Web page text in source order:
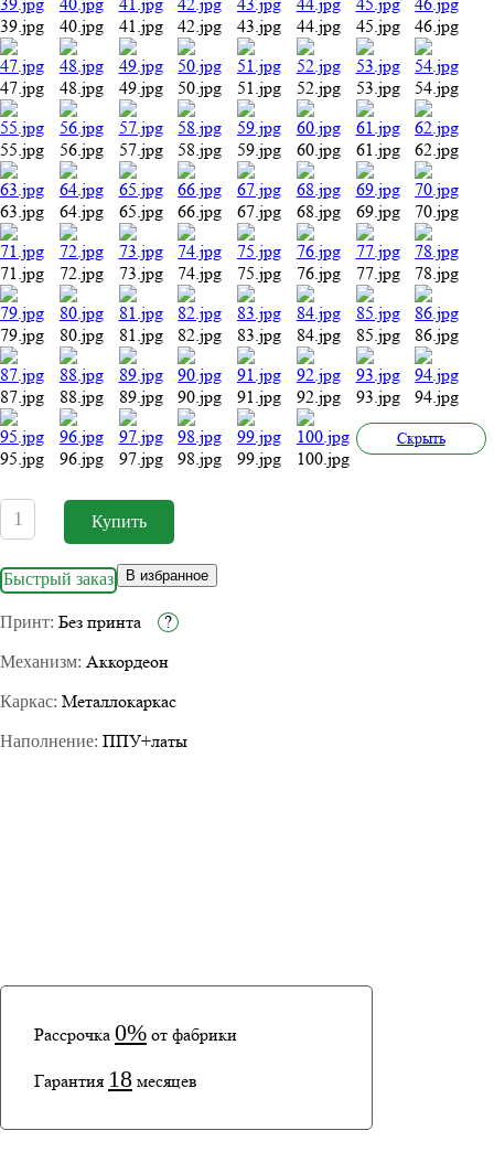
39.jpg 40.jpg 41.jpg 42.jpg 43.jpg 44.jpg 45.jpg 46.jpg
47.jpg 48.jpg 49.jpg 50.jpg 51.jpg 52.jpg 53.jpg 54.jpg
55.jpg 56.jpg 57.jpg 58.jpg 59.jpg 60.jpg 61.jpg 62.jpg
63.jpg 64.jpg 65.jpg 66.jpg 67.jpg 68.jpg 69.jpg 70.jpg
71.jpg 72.jpg 73.jpg 74.jpg 75.jpg 76.jpg 77.jpg 78.jpg
79.jpg 80.jpg 81.jpg 82.jpg 83.jpg 84.jpg 85.jpg 86.jpg
87.jpg 88.jpg 89.jpg 90.jpg 91.jpg 92.jpg 93.jpg 94.jpg
95.jpg 96.jpg 97.jpg 98.jpg 99.jpg 100.jpg
Cкрыть
Быстрый заказ В избранное
Принт: Без принта ?
Механизм: Аккордеон
Каркас: Металлокаркас
Наполнение: ППУ+латы
Рассрочка 0% от фабрики
Гарантия 18 месяцев